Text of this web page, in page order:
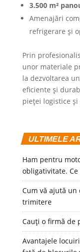
3.500 m²
Amenajări
refrigerare și
Prin
unor materiale
la dezvoltarea
eficiente și
pieței logistice
ULTIMELE
Ham pentru
obligativitate.
Cum vă ajută
trimitere
Cauți o firmă de
Avantajele